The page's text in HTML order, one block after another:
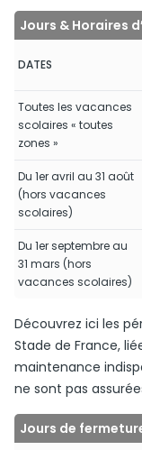
Jours & Horaires
DATES
Toutes les vacances
scolaires « toutes
zones »
Du 1er avril au 31 août
(hors vacances
scolaires)
Du 1er septembre au
31 mars (hors
vacances scolaires)
Découvrez ici les
Stade de France,
maintenance
ne sont pas
Jours de